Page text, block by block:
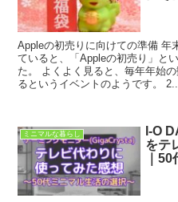
Appleの初売りに向けての準備 年
ていると、「Appleの初売り」と
た。 よくよく見ると、毎年年始
るというイベントのようです。 2...
ミニマルな暮らし
I-O
をテ
｜